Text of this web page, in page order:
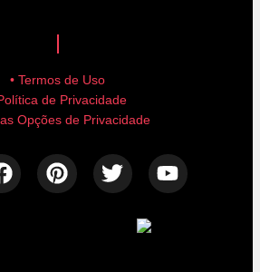
• Termos de Uso
de Privacidade
Opções de Privacidade